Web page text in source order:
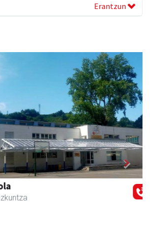
Erantzun
eta osteopatia
Next